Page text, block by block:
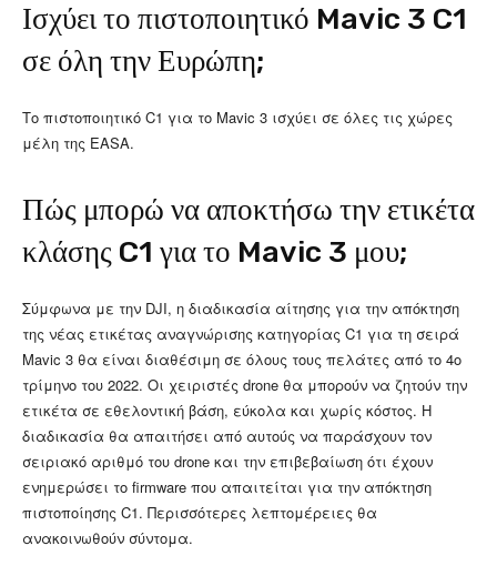
Ισχύει το πιστοποιητικό Mavic 3 C1
σε όλη την Ευρώπη;
Το πιστοποιητικό C1 για το Mavic 3 ισχύει σε όλες τις χώρες
μέλη της EASA.
Πώς μπορώ να αποκτήσω την ετικέτα
κλάσης C1 για το Mavic 3 μου;
Σύμφωνα με την DJI, η διαδικασία αίτησης για την απόκτηση
της νέας ετικέτας αναγνώρισης κατηγορίας C1 για τη σειρά
Mavic 3 θα είναι διαθέσιμη σε όλους τους πελάτες από το 4ο
τρίμηνο του 2022. Οι χειριστές drone θα μπορούν να ζητούν την
ετικέτα σε εθελοντική βάση, εύκολα και χωρίς κόστος. Η
διαδικασία θα απαιτήσει από αυτούς να παράσχουν τον
σειριακό αριθμό του drone και την επιβεβαίωση ότι έχουν
ενημερώσει το firmware που απαιτείται για την απόκτηση
πιστοποίησης C1. Περισσότερες λεπτομέρειες θα
ανακοινωθούν σύντομα.